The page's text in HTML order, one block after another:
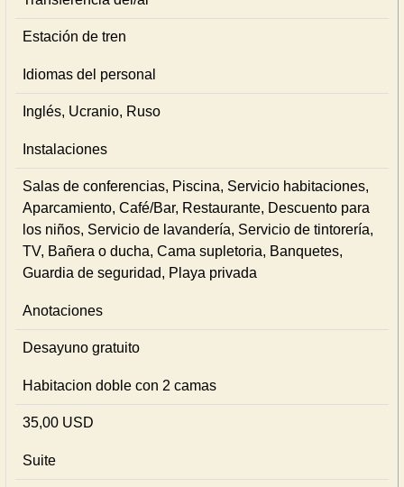
Estación de tren
Idiomas del personal
Inglés, Ucranio, Ruso
Instalaciones
Salas de conferencias, Piscina, Servicio habitaciones,
Aparcamiento, Café/Bar, Restaurante, Descuento para
los niños, Servicio de lavandería, Servicio de tintorería,
TV, Bañera o ducha, Cama supletoria, Banquetes,
Guardia de seguridad, Playa privada
Anotaciones
Desayuno gratuito
Habitacion doble con 2 camas
35,00 USD
Suite